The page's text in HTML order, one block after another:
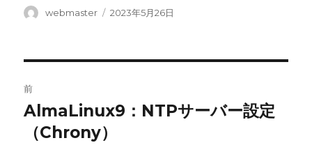
投
webmaster
投
2023年5月26日
稿
ナ
前
前
の
AlmaLinux9：NTPサーバー設定
（Chrony）